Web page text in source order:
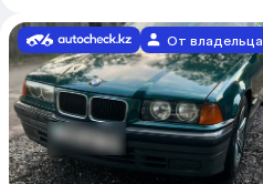
От владельца